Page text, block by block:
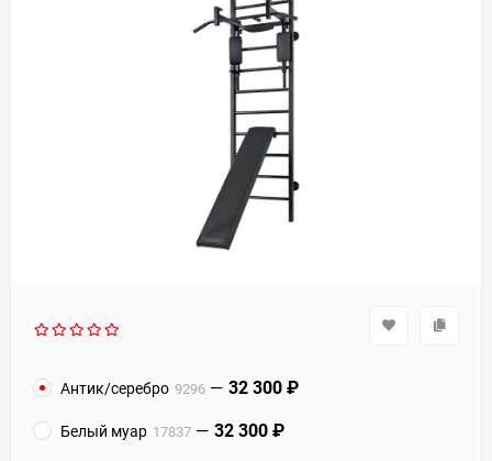
Антик/серебро 9296 32 300
Белый муар 17837 32 300